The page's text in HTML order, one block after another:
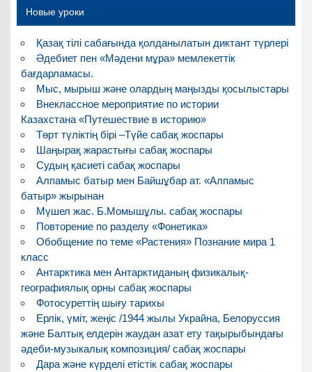
Новые уроки
Қазақ тілі сабағында қолданылатын диктант түрлері
Әдебиет пен «Мәдени мұра» мемлекеттік
бағдарламасы.
Мыс, мырыш және олардың маңызды қосылыстары
Внеклассное мероприятие по истории
Казахстана «Путешествие в историю»
Төрт түліктің бірі –Түйе сабақ жоспары
Шаңырақ жарастығы сабақ жоспары
Судың қасиеті сабақ жоспары
Алпамыс батыр мен Байшұбар ат. «Алпамыс
батыр» жырынан
Мүшел жас. Б.Момышұлы. сабақ жоспары
Повторение по разделу «Фонетика»
Обобщение по теме «Растения» Познание мира 1
класс
Антарктика мен Антарктиданың физикалық-
географиялық орны сабақ жоспары
Фотосуреттің шығу тарихы
Ерлік, үміт, жеңіс /1944 жылы Украйна, Белоруссия
және Балтық елдерін жаудан азат ету тақырыбындағы
әдеби-музыкалық композиция/ сабақ жоспары
Дара және күрделі етістік сабақ жоспары